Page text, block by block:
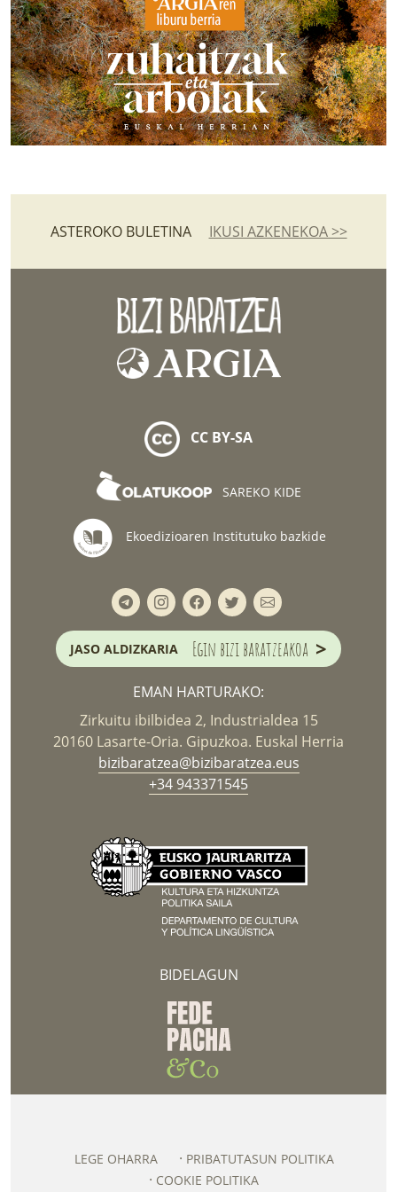
ASTEROKO BULETINA IKUSI AZKENEKOA >>
CC BY-SA
SAREKO KIDE
Ekoedizioaren Institutuko bazkide
JASO ALDIZKARIA Egin bizi baratzeakoa >
EMAN HARTURAKO:
Zirkuitu ibilbidea 2, Industrialdea 15
20160 Lasarte-Oria. Gipuzkoa. Euskal Herria
bizibaratzea@bizibaratzea.eus
+34 943371545
BIDELAGUN
LEGE OHARRA
PRIBATUTASUN POLITIKA
COOKIE POLITIKA